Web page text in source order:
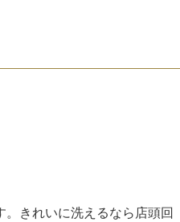
きれいに洗えるなら店頭回